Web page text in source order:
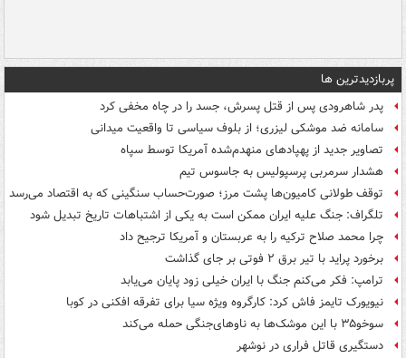
پربازدیدترین ها
پدر شاهرودی پس از قتل پسرش، جسد را در چاه مخفی کرد
سامانه ضد موشکی لیزری؛ از بلوف سیاسی تا واقعیت میدانی
تصاویر جدید از پهپادهای منهدم‌شده آمریکا توسط سپاه
هشدار سرمربی پرسپولیس به جاسوس تیم
توقف طولانی کامیون‌ها پشت مرز؛ صورت‌حساب سنگینی که به اقتصاد می‌رسد
تلگراف: جنگ علیه ایران ممکن است به یکی از اشتباهات تاریخ تبدیل شود
چرا محمد صلاح ترکیه را به عربستان و آمریکا ترجیح داد
برخورد پراید با تیر برق ۲ فوتی بر جای گذاشت
ترامپ: فکر می‌کنم جنگ با ایران خیلی زود پایان می‌یابد
نیویورک تایمز فاش کرد: کارگروه ویژه سیا برای تفرقه افکنی در کوبا
سوخو۳۵ با این موشک‌ها به ناوهای‌جنگی حمله می‌کند
دستگیری قاتل فراری در نوشهر